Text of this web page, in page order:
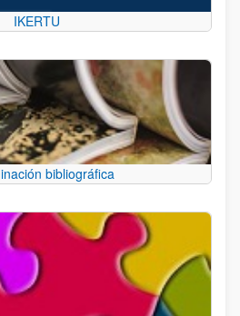
IKERTU
bibliográfica